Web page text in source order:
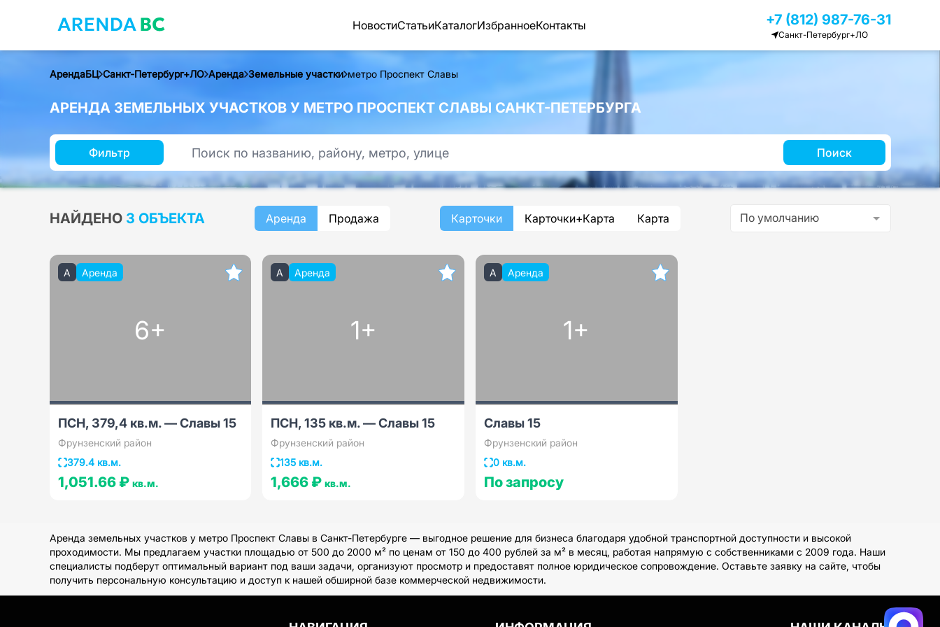
НовостиСтатьиКаталогИзбранноеКонтакты +7 (812) 987-76-31
Санкт-Петербург+ЛО
АрендаБЦ Санкт-Петербург+ЛО Аренда Земельные участки метро Проспект Славы
АРЕНДА ЗЕМЕЛЬНЫХ УЧАСТКОВ У МЕТРО ПРОСПЕКТ СЛАВЫ САНКТ-ПЕТЕРБУРГА
Фильтр Поиск
НАЙДЕНО 3 ОБЪЕКТА Аренда Продажа Карточки Карточки+Карта Карта По умолчанию
A Аренда
6+
ПСН, 379,4 кв.м. — Славы 15
Фрунзенский район
379.4 кв.м.
1,051.66 ₽ кв.м.
A Аренда
1+
ПСН, 135 кв.м. — Славы 15
Фрунзенский район
135 кв.м.
1,666 ₽кв.м.
A Аренда
1+
Славы 15
Фрунзенский район
0 кв.м.
По запросу
Аренда земельных участков у метро Проспект Славы в Санкт-Петербурге — выгодное решение для бизнеса благодаря удобной транспортной доступности и высокой
проходимости. Мы предлагаем участки площадью от 500 до 2000 м² по ценам от 150 до 400 рублей за м² в месяц, работая напрямую с собственниками с 2009 года. Наши
специалисты подберут оптимальный вариант под ваши задачи, организуют просмотр и предоставят полное юридическое сопровождение. Оставьте заявку на сайте, чтобы
получить персональную консультацию и доступ к нашей обширной базе коммерческой недвижимости.